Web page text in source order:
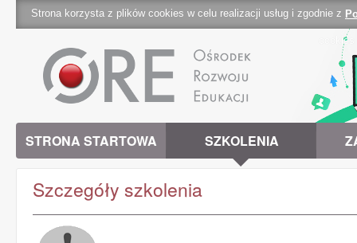
Strona korzysta z plików cookies w celu realizacji usług i zgodnie z
STRONA STARTOWA SZKOLENIA
Szczegóły szkolenia